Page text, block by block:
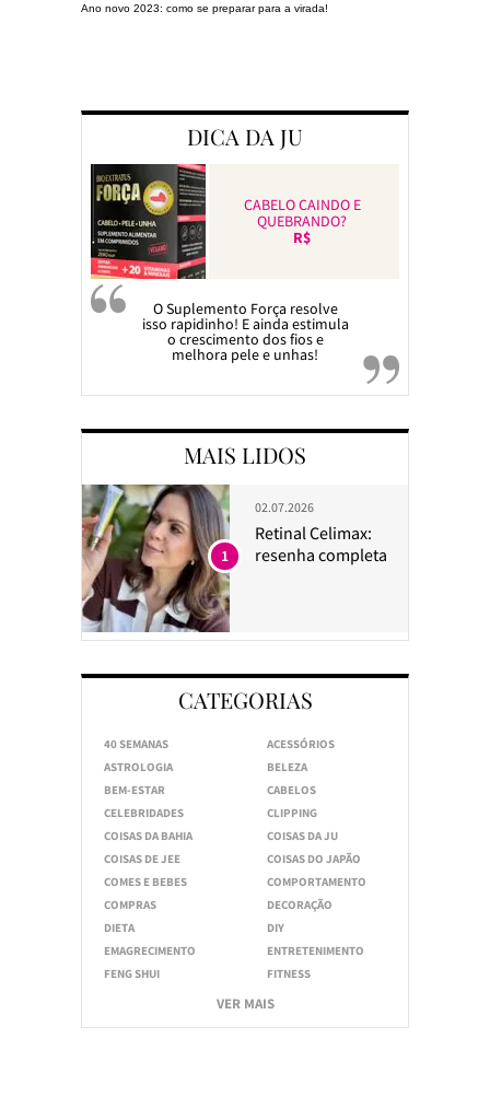
Ano novo 2023: como se preparar para a virada!
DICA DA JU
CABELO CAINDO E
QUEBRANDO?
R$
O Suplemento Força resolve
isso rapidinho! E ainda estimula
o crescimento dos fios e
melhora pele e unhas!
MAIS LIDOS
02.07.2026
Retinal Celimax:
resenha completa
1
CATEGORIAS
40 SEMANAS
ACESSÓRIOS
ASTROLOGIA
BELEZA
BEM-ESTAR
CABELOS
CELEBRIDADES
CLIPPING
COISAS DA BAHIA
COISAS DA JU
COISAS DE JEE
COISAS DO JAPÃO
COMES E BEBES
COMPORTAMENTO
COMPRAS
DECORAÇÃO
DIETA
DIY
EMAGRECIMENTO
ENTRETENIMENTO
FENG SHUI
FITNESS
VER MAIS